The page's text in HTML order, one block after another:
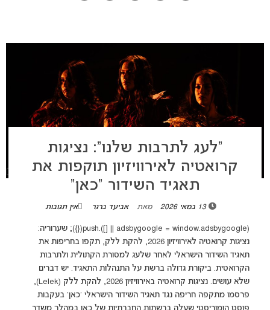
“לעג לתרבות שלנו”: נציגות
קרואטיה לאירוויזיון תוקפות את
תאגיד השידור “כאן”
13 במאי 2026 מאת אביעד ברגר אין תגובות
(adsbygoogle = window.adsbygoogle || []).push({}); שערוריה:
נציגות קרואטיה לאירוויזיון 2026, להקת ללק, תקפו בחריפות את
תאגיד השידור הישראלי לאחר שלעג למסורת הקתולית ולתרבות
הקרואטית. ביקורת גדולה ברשת על התנהלות התאגיד. יש דברים
שלא עושים. נציגות קרואטיה באירוויזיון 2026, להקת ללק (Lelek),
פרסמו מתקפה חריפה נגד תאגיד השידור הישראלי 'כאן' בעקבות